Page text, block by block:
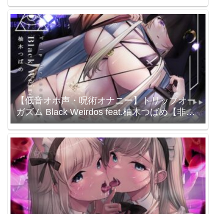
【低音オホ声・呪術オナニー】トリップオー
ガズム Black Weirdos feat.柚木つばめ【非・
催眠トリップ】 シロイルカ / 柚木つばめ